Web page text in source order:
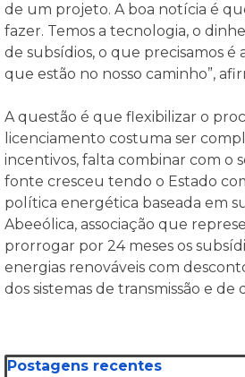
de um projeto. A boa notícia é
fazer. Temos a tecnologia, o
de subsídios, o que precisamos é
que estão no nosso caminho”,
A questão é que flexibilizar o
licenciamento costuma ser
incentivos, falta combinar com o
fonte cresceu tendo o Estado
política energética baseada em
Abeeólica, associação que
prorrogar por 24 meses os
energias renováveis com
dos sistemas de transmissão e de
Pular bloco Postagens recentes
Postagens recentes